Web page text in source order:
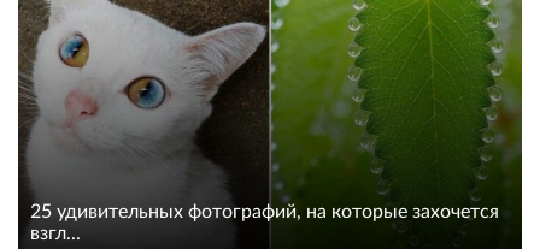
25 удивительных фотографий, на которые захочется
взгл...